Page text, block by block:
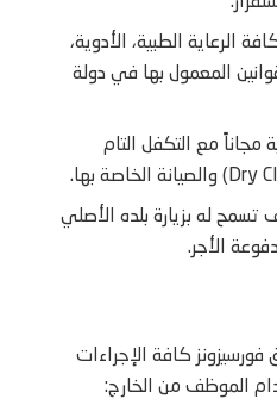
الرعاية الطبية، الأدوية،
المعمول بها في دولة
مجاناً مع التكفل التام
تسمح له بزيارة بلده الأصلي
الأجر.
فورسيزونز كافة الإجراءات
الموظف من الخارج: